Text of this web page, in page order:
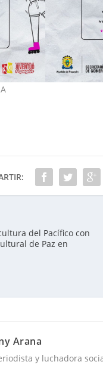
del Pacífico con
de Paz en
Arana
y luchadora